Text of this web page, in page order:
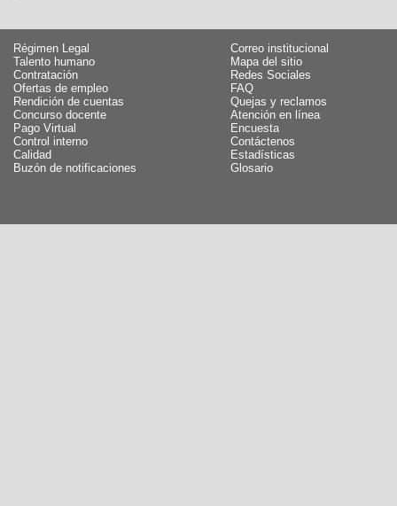
Régimen Legal
Talento humano
Contratación
Ofertas de empleo
Rendición de cuentas
Concurso docente
Pago Virtual
Control interno
Calidad
Buzón de notificaciones
Correo institucional
Mapa del sitio
Redes Sociales
FAQ
Quejas y reclamos
Atención en línea
Encuesta
Contáctenos
Estadísticas
Glosario